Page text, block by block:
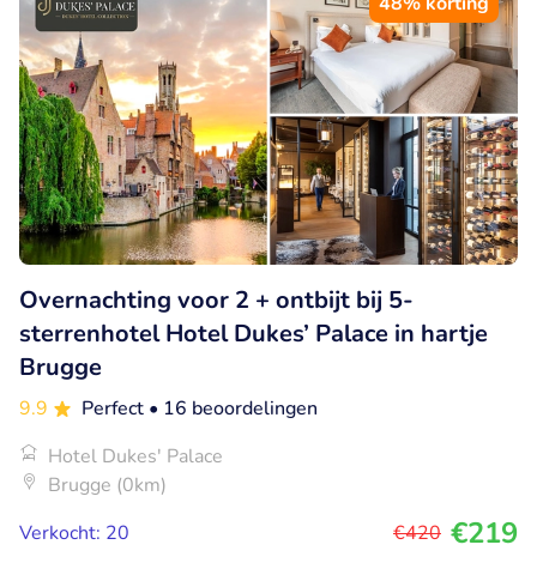
Overnachting voor 2 + ontbijt bij 5-
sterrenhotel Hotel Dukes’ Palace in hartje
Brugge
9.9 Perfect • 16 beoordelingen
Hotel Dukes' Palace
Brugge (0km)
Verkocht: 20
€420 €219